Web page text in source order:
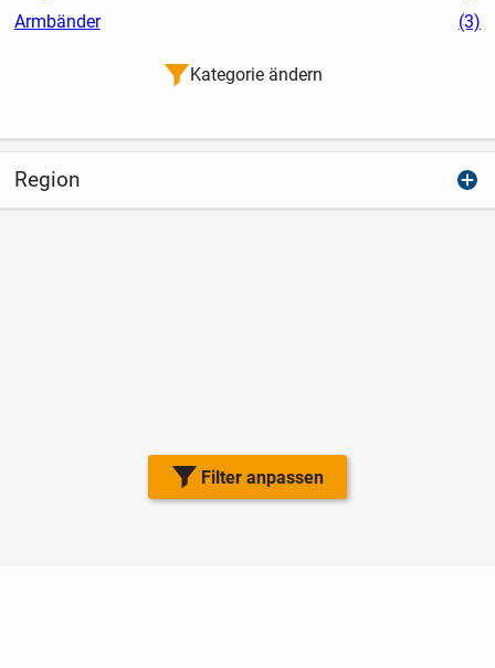
Filter anpassen
Armbänder
(3)
Kategorie ändern
Region